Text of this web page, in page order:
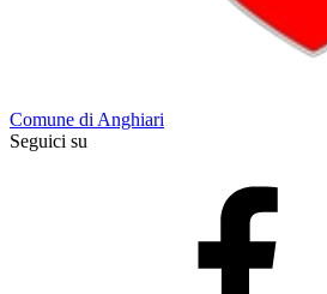
Comune di Anghiari
Seguici su